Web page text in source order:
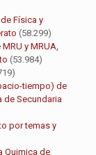
Física y
(58.299)
y MRUA,
(53.984)
tiempo) de
de Secundaria
por temas y
Quimica de